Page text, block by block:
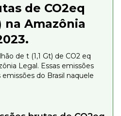
de CO2eq
Amazônia
de t (1,1 Gt) de CO2 eq
Legal. Essas emissões
do Brasil naquele